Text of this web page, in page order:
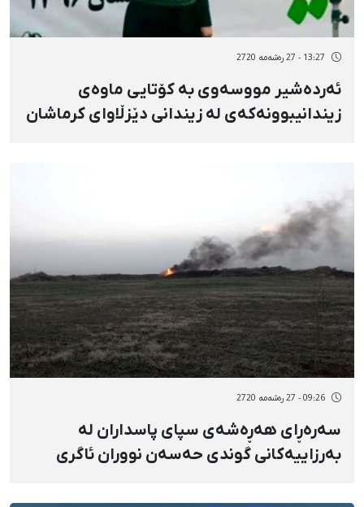
13:27 - 27 رەشەمه 2720
ئەردەشیر مووسەوی بە کۆتایی ماوەی
زیندانیبوونەکەی لە زیندانی دێزڵاوای کرماشان
09:26 - 27 رەشەمه 2720
سەرەڕای هەڕەشەی سپای پاسداران لە
بەرزاییەکانی گوندی حەسەن نووران ئاگری